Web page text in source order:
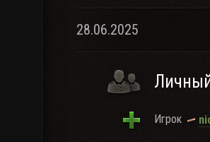
28.06.2025
Игрок